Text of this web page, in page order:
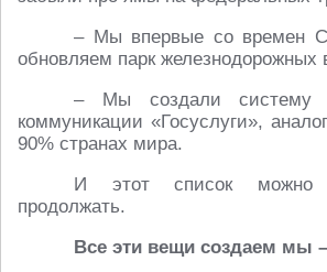
– Мы впервые со времен
обновляем парк железнодорожных
– Мы создали систему
коммуникации «Госуслуги»,
90% странах мира.
И этот список можно
продолжать.
Все эти вещи создаем мы